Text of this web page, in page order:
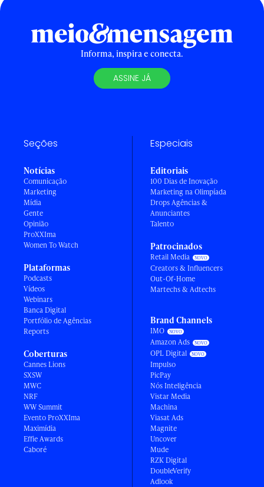
Informa, inspira e conecta.
ASSINE JÁ
Seções
Notícias
Comunicação
Marketing
Mídia
Gente
Opinião
ProXXIma
Women To Watch
Plataformas
Podcasts
Vídeos
Webinars
Banca Digital
Portfólio de Agências
Reports
Coberturas
Cannes Lions
SXSW
MWC
NRF
WW Summit
Evento ProXXIma
Maximídia
Effie Awards
Caboré
Especiais
Editoriais
100 Dias de Inovação
Marketing na Olimpíada
Drops Agências &
Anunciantes
Talento
Patrocinados
Retail Media
Creators & Influencers
Out-Of-Home
Martechs & Adtechs
Brand Channels
IMO
Amazon Ads
OPL Digital
Impulso
PicPay
Nós Inteligência
Vistar Media
Machina
Viasat Ads
Magnite
Uncover
Mude
RZK Digital
DoubleVerify
Adlook